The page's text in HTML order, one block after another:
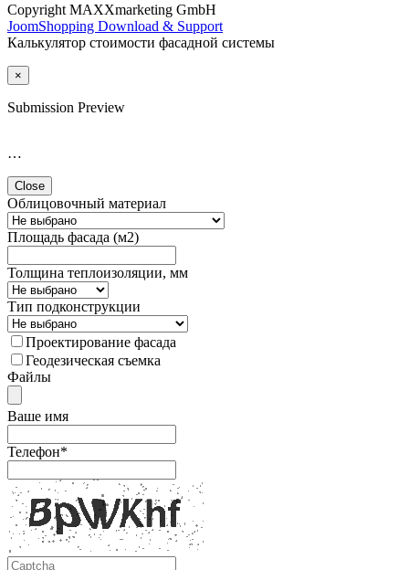
Copyright MAXXmarketing GmbH
JoomShopping Download & Support
Калькулятор стоимости фасадной системы
×
Submission Preview
…
Close
Облицовочный материал
Площадь фасада (м2)
Толщина теплоизоляции, мм
Тип подконструкции
Проектирование фасада
Геодезическая съемка
Файлы
Ваше имя
Телефон*